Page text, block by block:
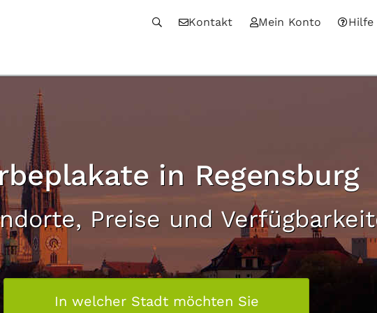
Kontakt Mein Konto Hilfe
in Regensburg
Preise und
In welcher Stadt möchten Sie